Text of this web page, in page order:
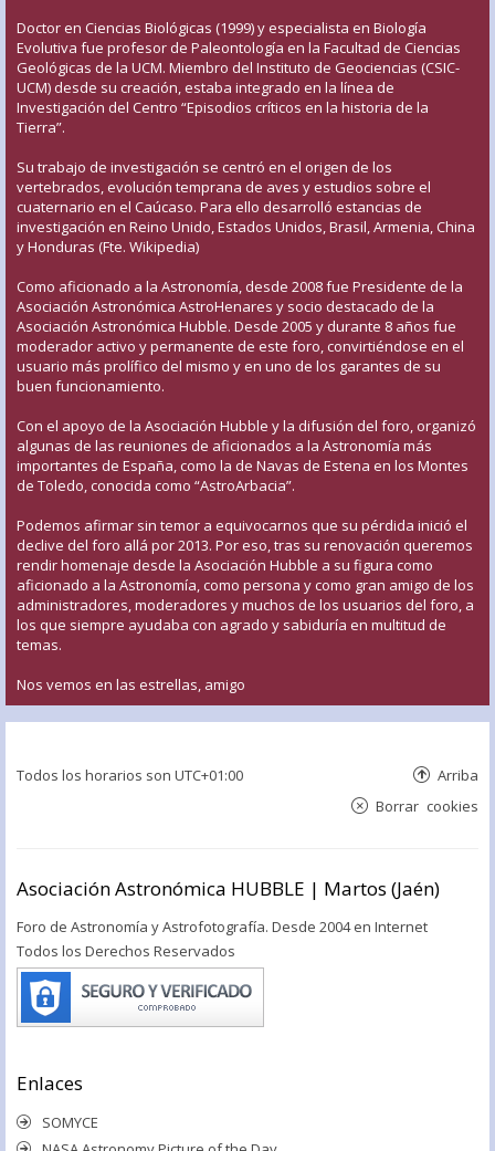
Doctor en Ciencias Biológicas (1999) y especialista en Biología
Evolutiva fue profesor de Paleontología en la Facultad de Ciencias
Geológicas de la UCM. Miembro del Instituto de Geociencias (CSIC-
UCM) desde su creación, estaba integrado en la línea de
Investigación del Centro “Episodios críticos en la historia de la
Tierra”.
Su trabajo de investigación se centró en el origen de los
vertebrados, evolución temprana de aves y estudios sobre el
cuaternario en el Caúcaso. Para ello desarrolló estancias de
investigación en Reino Unido, Estados Unidos, Brasil, Armenia, China
y Honduras (Fte. Wikipedia)
Como aficionado a la Astronomía, desde 2008 fue Presidente de la
Asociación Astronómica AstroHenares y socio destacado de la
Asociación Astronómica Hubble. Desde 2005 y durante 8 años fue
moderador activo y permanente de este foro, convirtiéndose en el
usuario más prolífico del mismo y en uno de los garantes de su
buen funcionamiento.
Con el apoyo de la Asociación Hubble y la difusión del foro, organizó
algunas de las reuniones de aficionados a la Astronomía más
importantes de España, como la de Navas de Estena en los Montes
de Toledo, conocida como “AstroArbacia”.
Podemos afirmar sin temor a equivocarnos que su pérdida inició el
declive del foro allá por 2013. Por eso, tras su renovación queremos
rendir homenaje desde la Asociación Hubble a su figura como
aficionado a la Astronomía, como persona y como gran amigo de los
administradores, moderadores y muchos de los usuarios del foro, a
los que siempre ayudaba con agrado y sabiduría en multitud de
temas.
Nos vemos en las estrellas, amigo
Todos los horarios son UTC+01:00 Arriba
Borrar cookies
Asociación Astronómica HUBBLE | Martos (Jaén)
Foro de Astronomía y Astrofotografía. Desde 2004 en Internet
Todos los Derechos Reservados
Enlaces
SOMYCE